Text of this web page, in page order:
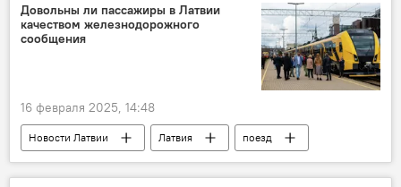
Довольны ли пассажиры в Латвии
качеством железнодорожного
сообщения
16 февраля 2025, 14:48
Новости Латвии Латвия
поезд
опрос